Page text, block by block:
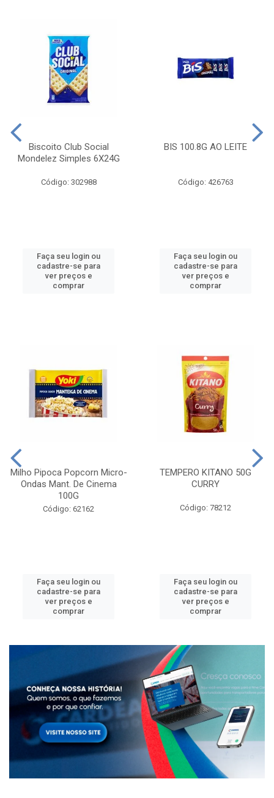
Biscoito Club Social
Mondelez Simples 6X24G
Código: 302988
Faça seu login ou
cadastre-se para
ver preços e
comprar
BIS 100.8G AO LEITE
Código: 426763
Faça seu login ou
cadastre-se para
ver preços e
comprar
Milho Pipoca Popcorn Micro-
Ondas Mant. De Cinema
100G
Código: 62162
Faça seu login ou
cadastre-se para
ver preços e
comprar
TEMPERO KITANO 50G
CURRY
Código: 78212
Faça seu login ou
cadastre-se para
ver preços e
comprar